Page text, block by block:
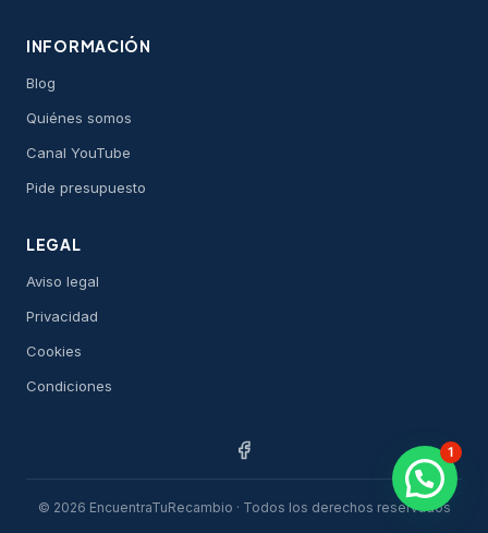
1
INFORMACIÓN
Blog
Quiénes somos
Canal YouTube
Pide presupuesto
LEGAL
Aviso legal
Privacidad
Cookies
Condiciones
© 2026 EncuentraTuRecambio · Todos los derechos reservados